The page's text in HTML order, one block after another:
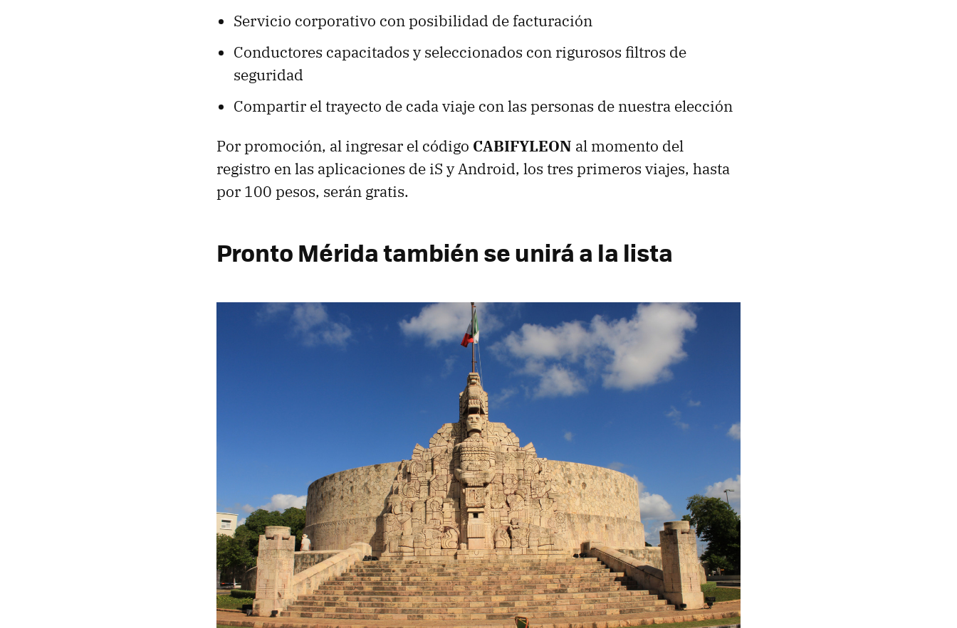
Servicio corporativo con posibilidad de facturación
Conductores capacitados y seleccionados con rigurosos filtros de
seguridad
Compartir el trayecto de cada viaje con las personas de nuestra elección
Por promoción, al ingresar el código CABIFYLEON al momento del
registro en las aplicaciones de iS y Android, los tres primeros viajes, hasta
por 100 pesos, serán gratis.
Pronto Mérida también se unirá a la lista